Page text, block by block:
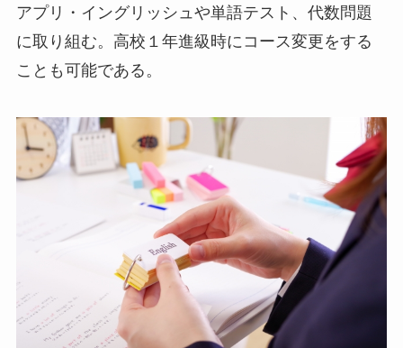
アプリ・イングリッシュや単語テスト、代数問題
に取り組む。高校１年進級時にコース変更をする
ことも可能である。